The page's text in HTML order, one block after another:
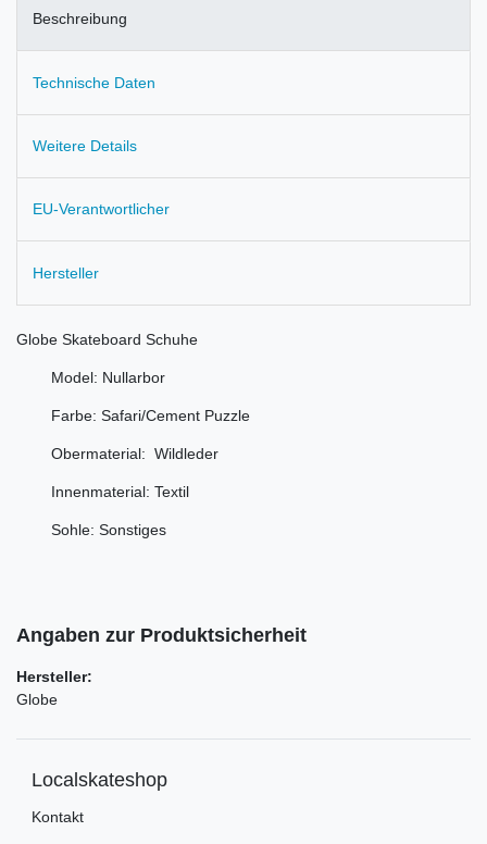
Beschreibung
Technische Daten
Weitere Details
EU-Verantwortlicher
Hersteller
Globe Skateboard Schuhe
Model: Nullarbor
Farbe: Safari/Cement Puzzle
Obermaterial: Wildleder
Innenmaterial: Textil
Sohle: Sonstiges
Angaben zur Produktsicherheit
Hersteller:
Globe
Localskateshop
Kontakt